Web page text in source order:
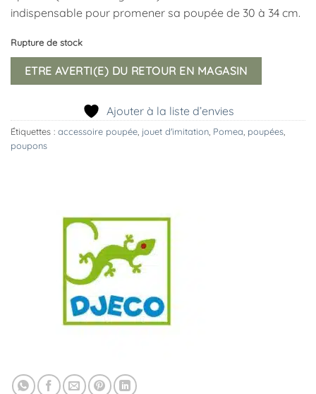
indispensable pour promener sa poupée de 30 à 34 cm.
Rupture de stock
ETRE AVERTI(E) DU RETOUR EN MAGASIN
Ajouter à la liste d’envies
Étiquettes : accessoire poupée, jouet d'imitation, Pomea, poupées,
poupons